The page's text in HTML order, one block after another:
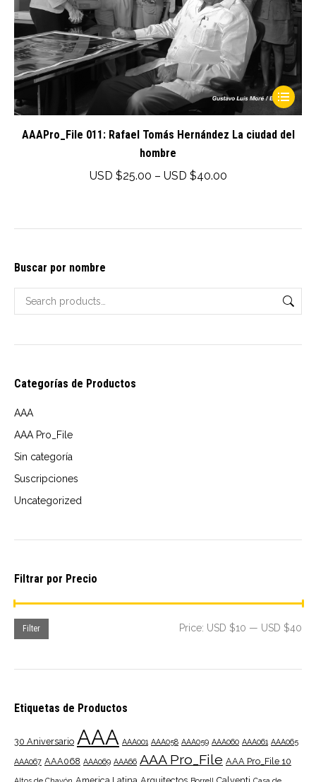
This
product
has
may
on
the
AAAPro_File 011: Rafael Tomás Hernández La ciudad del
hombre
USD $25.00 – USD $40.00Price
Buscar por nombre
Categorías de Productos
AAA
AAA Pro_File
Sin categoría
Suscripciones
Uncategorized
Filtrar por Precio
Filter Price: USD $10 — USD $40
Etiquetas de Productos
30 Aniversario AAA AAA001 AAA058 AAA059 AAA060 AAA061 AAA065
AAA067 AAA068 AAA069 AAA66 AAA Pro_File AAA Pro_File 10